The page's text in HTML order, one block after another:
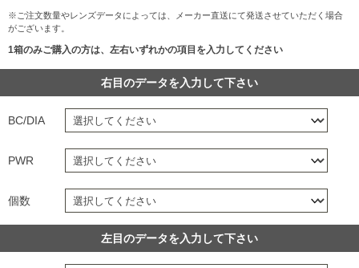
※ご注文数量やレンズデータによっては、メーカー直送にて発送させていただく場合
がございます。
1箱のみご購入の方は、左右いずれかの項目を入力してください
右目のデータを入力して下さい
BC/DIA
PWR
個数
左目のデータを入力して下さい